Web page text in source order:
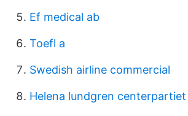
Ef medical ab
Toefl a
Swedish airline commercial
Helena lundgren centerpartiet